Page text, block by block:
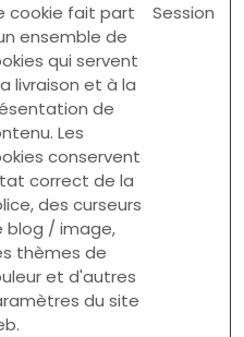
cookie fait part
ensemble de
qui servent
livraison et à la
de
Les
conservent
correct de la
des curseurs
blog / image,
thèmes de
et d'autres
du site
Session